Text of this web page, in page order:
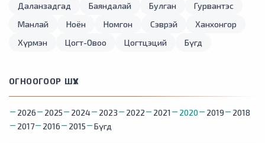
Даланзадгад
Баяндалай Булган
Гурвантэс
Манлай
Ноён Номгон Сэврэй
Ханхонгор
Хүрмэн
Цогт-Овоо Цогтцэций Бүгд
ОГНООГООР ШҮҮХ
2026 2025 2024 2023 2022 2021 2020 2019
2018
2017
2016 2015 Бүгд